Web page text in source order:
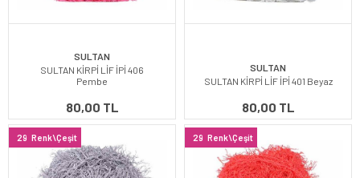
SULTAN
SULTAN KİRPİ LİF İPİ 406
Pembe
80,00 TL
SULTAN
SULTAN KİRPİ LİF İPİ 401 Beyaz
80,00 TL
29 Renk\Çeşit 29 Renk\Çeşit